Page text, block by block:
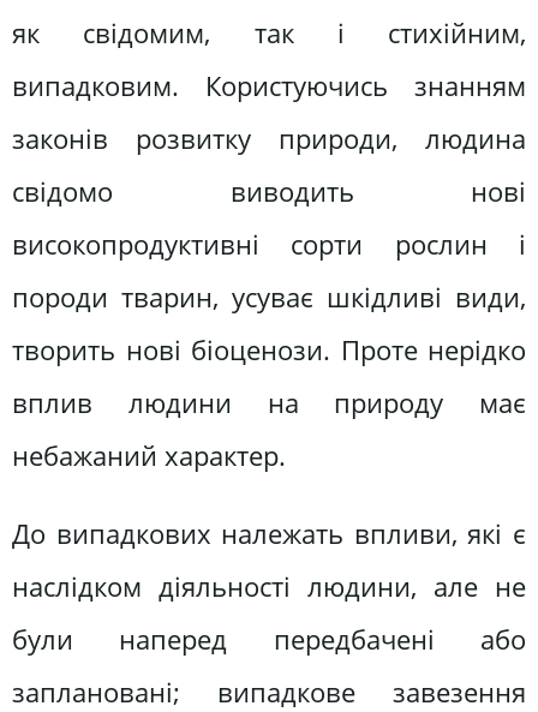
як свідомим, так і стихійним,
випадковим. Користуючись знанням
законів розвитку природи, людина
свідомо виводить нові
високопродуктивні сорти рослин і
породи тварин, усуває шкідливі види,
творить нові біоценози. Проте нерідко
вплив людини на природу має
небажаний характер.
До випадкових належать впливи, які є
наслідком діяльності людини, але не
були наперед передбачені або
заплановані; випадкове завезення